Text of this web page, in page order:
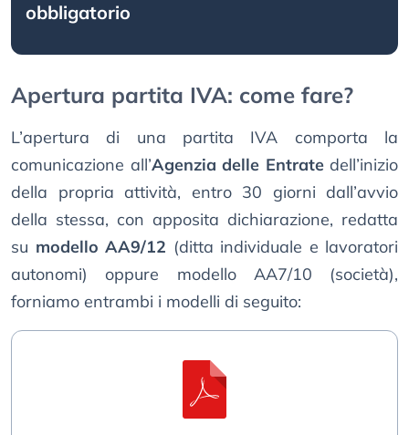
obbligatorio
Apertura partita IVA: come fare?
L’apertura di una partita IVA comporta la
comunicazione all’Agenzia delle Entratedell’inizio
della propria attività, entro 30 giorni dall’avvio
della stessa, con apposita dichiarazione, redatta
su modello AA9/12 (ditta individuale e lavoratori
autonomi) oppure modello AA7/10 (società),
forniamo entrambi i modelli di seguito: